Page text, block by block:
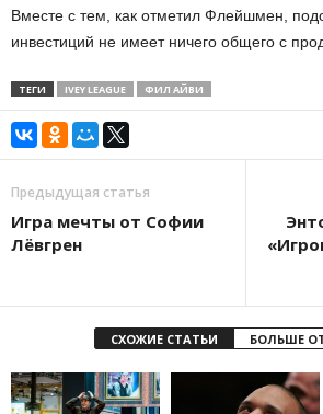
Вместе с тем, как отметил Флейшмен,
инвестиций не имеет ничего общего с
ТЕГИ IVEY LEAGUE ФИЛ АЙВИ
Предыдущая статья
Игра мечты от Софии
Лёвгрен
СХОЖИЕ СТАТЬИ БОЛЬШЕ